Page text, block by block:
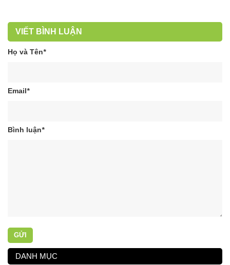
VIẾT BÌNH LUẬN
Họ và Tên*
Email*
Bình luận*
GỬI
DANH MỤC